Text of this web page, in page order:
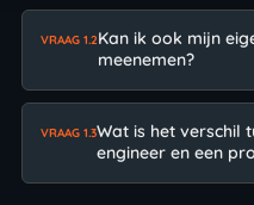
VRAAG 1.2Kan ik ook mijn
meenemen?
VRAAG 1.3Wat is het verschil
engineer en een